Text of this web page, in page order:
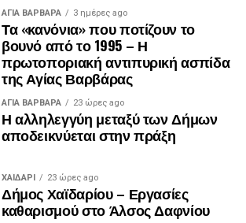
ΑΓΙΑ ΒΑΡΒΑΡΑ 3 ημέρες ago
Τα «κανόνια» που ποτίζουν το
βουνό από το 1995 – Η
πρωτοποριακή αντιπυρική ασπίδα
της Αγίας Βαρβάρας
ΑΓΙΑ ΒΑΡΒΑΡΑ 23 ώρες ago
Η αλληλεγγύη μεταξύ των Δήμων
αποδεικνύεται στην πράξη
ΧΑΪΔΑΡΙ 23 ώρες ago
Δήμος Χαϊδαρίου – Εργασίες
καθαρισμού στο Άλσος Δαφνίου